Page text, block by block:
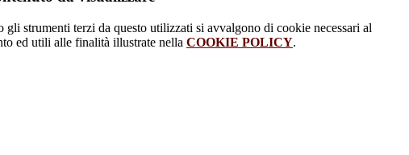
gli strumenti terzi da questo utilizzati si avvalgono di cookie necessari al
ed utili alle finalità illustrate nella COOKIE POLICY.